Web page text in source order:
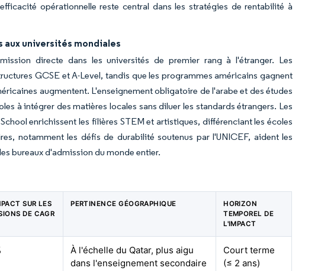
opérationnelle reste central dans les stratégies de rentabilité à
aux universités mondiales
directe dans les universités de premier rang à l'étranger. Les
GCSE et A-Level, tandis que les programmes américains gagnent
augmentent. L'enseignement obligatoire de l'arabe et des études
à intégrer des matières locales sans diluer les standards étrangers. Les
enrichissent les filières STEM et artistiques, différenciant les écoles
notamment les défis de durabilité soutenus par l'UNICEF, aident les
bureaux d'admission du monde entier.
SUR LES
DE CAGR
PERTINENCE GÉOGRAPHIQUE
HORIZON
TEMPOREL DE
L'IMPACT
À l'échelle du Qatar, plus aigu
dans l'enseignement secondaire
Court terme
(≤ 2 ans)